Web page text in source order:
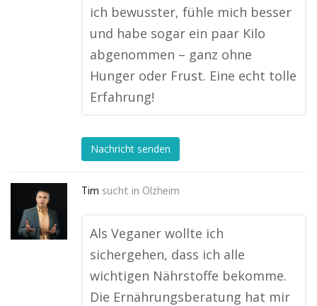
ich bewusster, fühle mich besser
und habe sogar ein paar Kilo
abgenommen – ganz ohne
Hunger oder Frust. Eine echt tolle
Erfahrung!
Nachricht senden
Tim sucht in Olzheim
Als Veganer wollte ich
sichergehen, dass ich alle
wichtigen Nährstoffe bekomme.
Die Ernährungsberatung hat mir